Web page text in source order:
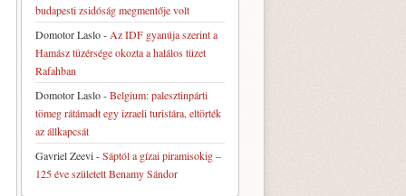
budapesti zsidóság megmentője volt
Domotor Laslo- Az IDF gyanúja szerint a
Hamász tüzérsége okozta a halálos tüzet
Rafahban
Domotor Laslo-Belgium: palesztinpárti
tömeg rátámadt egy izraeli turistára, eltörték
az állkapcsát
Gavriel Zeevi-Sáptól a gízai piramisokig –
125 éve született Benamy Sándor